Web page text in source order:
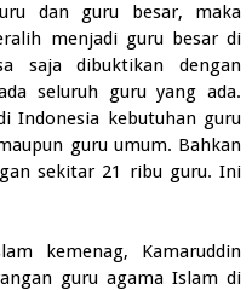
dan guru besar, maka
menjadi guru besar di
saja dibuktikan dengan
seluruh guru yang ada.
Indonesia kebutuhan guru
guru umum. Bahkan
sekitar 21 ribu guru. Ini
kemenag, Kamaruddin
guru agama Islam di